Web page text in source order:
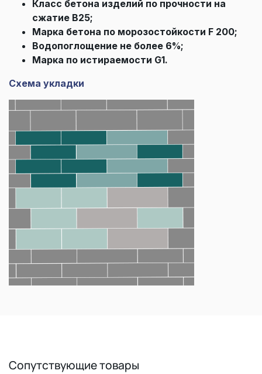
Класс бетона изделий по прочности на
сжатие В25;
Марка бетона по морозостойкости F 200;
Водопоглощение не более 6%;
Марка по истираемости G1.
Схема укладки
Сопутствующие товары